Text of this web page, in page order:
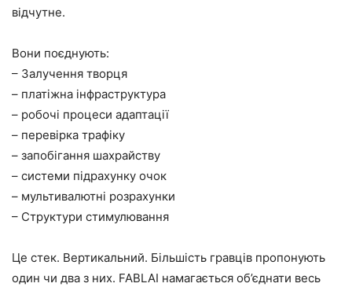
відчутне.
Вони поєднують:
– Залучення творця
– платіжна інфраструктура
– робочі процеси адаптації
– перевірка трафіку
– запобігання шахрайству
– системи підрахунку очок
– мультивалютні розрахунки
– Структури стимулювання
Це стек. Вертикальний. Більшість гравців пропонують
один чи два з них. FABLAI намагається об’єднати весь